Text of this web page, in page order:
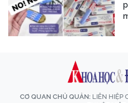
CƠ QUAN CHỦ QUẢN: LIÊN HIỆP